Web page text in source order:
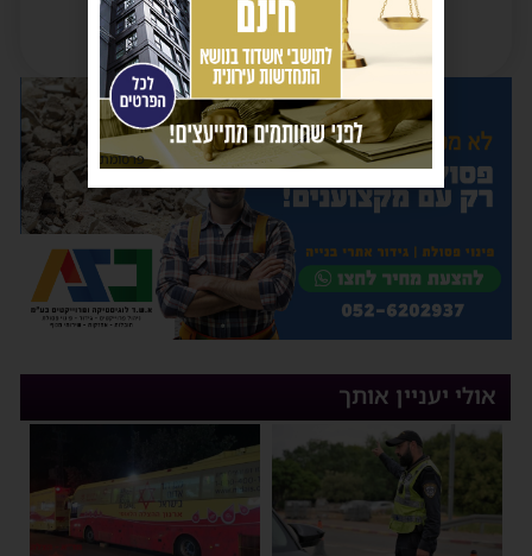
אולי יעניין אותך
פרסומת